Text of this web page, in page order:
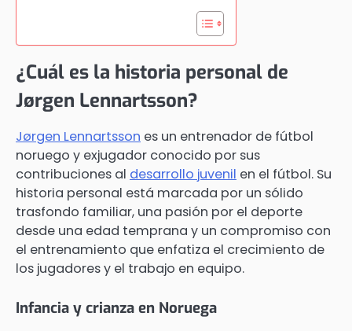
¿Cuál es la historia personal de
Jørgen Lennartsson?
Jørgen Lennartsson es un entrenador de fútbol
noruego y exjugador conocido por sus
contribuciones al desarrollo juvenil en el fútbol. Su
historia personal está marcada por un sólido
trasfondo familiar, una pasión por el deporte
desde una edad temprana y un compromiso con
el entrenamiento que enfatiza el crecimiento de
los jugadores y el trabajo en equipo.
Infancia y crianza en Noruega